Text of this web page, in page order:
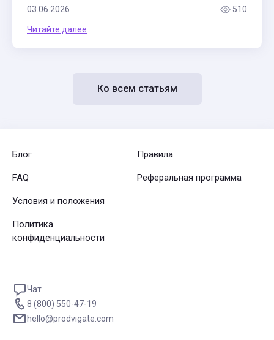
03.06.2026 510
Читайте далее
Ко всем статьям
Блог
FAQ
Правила
Реферальная программа
Условия и положения
Политика
конфиденциальности
Чат
8 (800) 550-47-19
hello@prodvigate.com